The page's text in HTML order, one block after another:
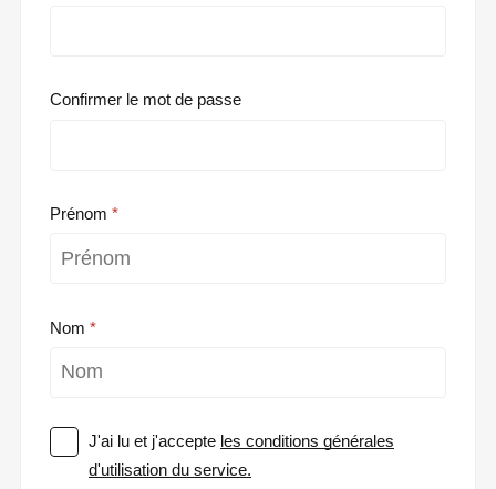
Confirmer le mot de passe
Prénom
Nom
J'ai lu et j'accepte les conditions générales
d'utilisation du service.